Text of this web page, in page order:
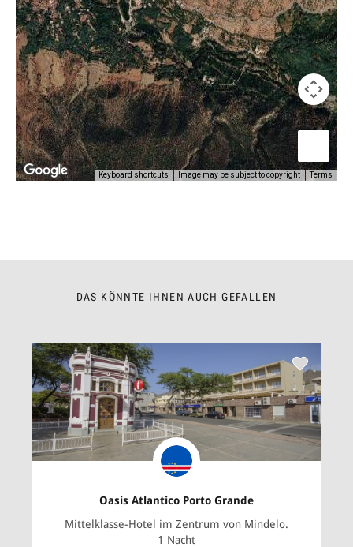
Keyboard shortcuts Image may be subject to copyright Terms
DAS KÖNNTE IHNEN AUCH GEFALLEN
Oasis Atlantico Porto Grande
Mittelklasse-Hotel im Zentrum von Mindelo.
1 Nacht